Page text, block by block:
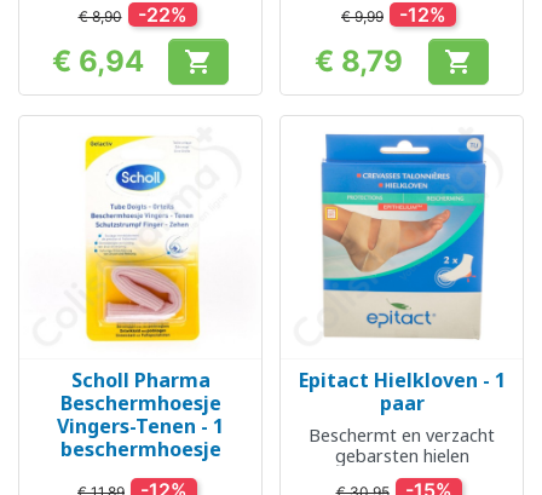
€ 8,90 -22%
Prijs
€ 6,94 
€ 9,99 -12%
Prijs
€ 8,79 
Scholl Pharma
Beschermhoesje
Vingers-Tenen - 1
beschermhoesje
-12%
Epitact Hielkloven - 1
paar
Beschermt en verzacht
gebarsten hielen
-15%